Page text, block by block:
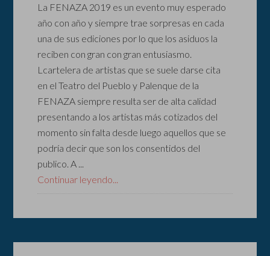
La FENAZA 2019 es un evento muy esperado
año con año y siempre trae sorpresas en cada
una de sus ediciones por lo que los asiduos la
reciben con gran con gran entusiasmo.
Lcartelera de artistas que se suele darse cita
en el Teatro del Pueblo y Palenque de la
FENAZA siempre resulta ser de alta calidad
presentando a los artistas más cotizados del
momento sin falta desde luego aquellos que se
podría decir que son los consentidos del
publico. A ...
Continuar leyendo...